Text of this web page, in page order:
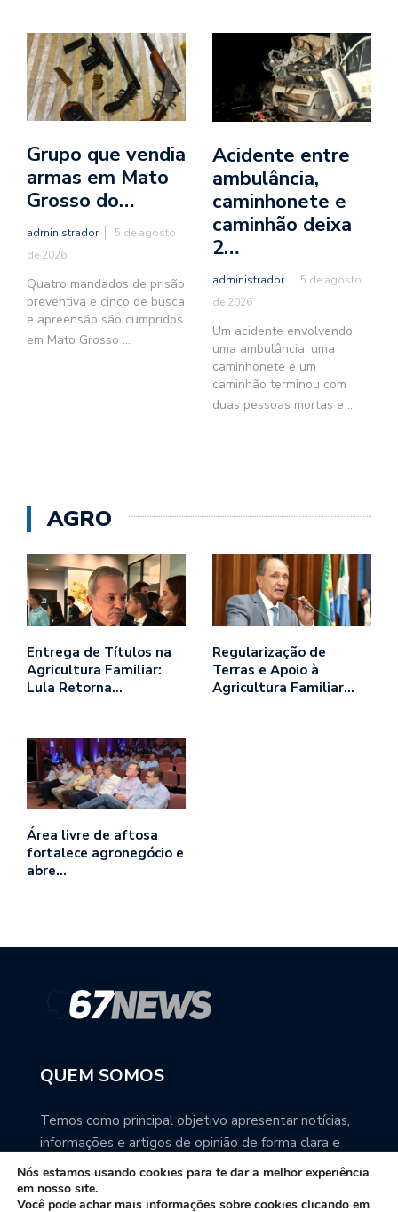
Grupo que vendia
armas em Mato
Grosso do…
administrador
5 de agosto
de 2026
Quatro mandados de prisão
preventiva e cinco de busca
e apreensão são cumpridos
em Mato Grosso ...
Acidente entre
ambulância,
caminhonete e
caminhão deixa
2…
administrador
5 de agosto
de 2026
Um acidente envolvendo
uma ambulância, uma
caminhonete e um
caminhão terminou com
duas pessoas mortas e ...
AGRO
Entrega de Títulos na
Agricultura Familiar:
Lula Retorna…
Regularização de
Terras e Apoio à
Agricultura Familiar…
Área livre de aftosa
fortalece agronegócio e
abre…
QUEM SOMOS
Temos como principal objetivo apresentar notícias,
informações e artigos de opinião de forma clara e
precisa. Você pode ter a total certeza que o
67NEWS é uma excelente fonte de informação
Nós estamos usando cookies para te dar a melhor experiência
em nosso site.
Você pode achar mais informações sobre cookies clicando em